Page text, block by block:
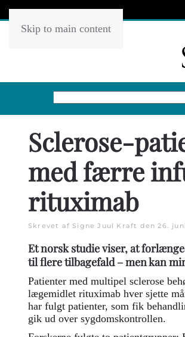
Skip to main content
Sclerose-
med færre
rituximab
Skrevet af Signe Juul Kraft den26.
Et norsk studie viser, at
til flere tilbagefald – men kan
Patienter med multipel sclerose
lægemidlet rituximab hver sjette
har fulgt patienter, som fik
gik ud over sygdomskontrollen.